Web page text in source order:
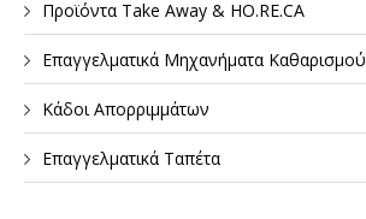
Προϊόντα Take Away & HO.RE.CA
Επαγγελματικά Μηχανήματα Καθαρισμού
Κάδοι Απορριμμάτων
Επαγγελματικά Ταπέτα